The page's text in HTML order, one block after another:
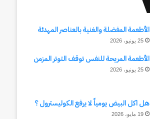
الأطعمة المفضلة والغنية بالعناصر المهدئة
25 يونيو، 2026
الأطعمة المريحة للنفس توقف التوتر المزمن
25 يونيو، 2026
هل اكل البيض يومياً لا يرفع الكوليسترول ؟
19 مايو، 2026